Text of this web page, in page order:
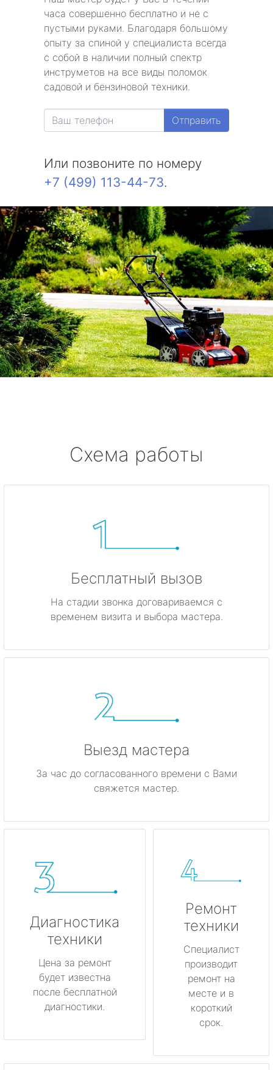
часа совершенно бесплатно и не с
пустыми руками. Благодаря большому
опыту за спиной у специалиста всегда
с собой в наличии полный спектр
инструметов на все виды поломок
садовой и бензиновой техники.
Отправить
Или позвоните по номеру
+7 (499) 113-44-73.
Схема работы
Бесплатный вызов
На стадии звонка договариваемся с
временем визита и выбора мастера.
Выезд мастера
За час до согласованного времени с Вами
свяжется мастер.
Диагностика
техники
Цена за ремонт
будет известна
после бесплатной
диагностики.
Ремонт
техники
Специалист
производит
ремонт на
месте и в
короткий
срок.